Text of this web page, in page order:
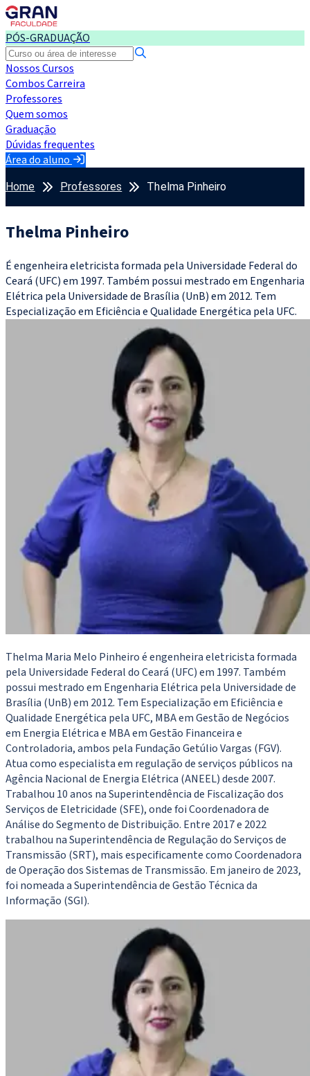
PÓS-GRADUAÇÃO
Nossos Cursos
Combos Carreira
Professores
Quem somos
Graduação
Dúvidas frequentes
Área do aluno
Home Professores Thelma Pinheiro
Thelma Pinheiro
É engenheira eletricista formada pela Universidade Federal do
Ceará (UFC) em 1997. Também possui mestrado em Engenharia
Elétrica pela Universidade de Brasília (UnB) em 2012. Tem
Especialização em Eficiência e Qualidade Energética pela UFC.
Thelma Maria Melo Pinheiro é engenheira eletricista formada
pela Universidade Federal do Ceará (UFC) em 1997. Também
possui mestrado em Engenharia Elétrica pela Universidade de
Brasília (UnB) em 2012. Tem Especialização em Eficiência e
Qualidade Energética pela UFC, MBA em Gestão de Negócios
em Energia Elétrica e MBA em Gestão Financeira e
Controladoria, ambos pela Fundação Getúlio Vargas (FGV).
Atua como especialista em regulação de serviços públicos na
Agência Nacional de Energia Elétrica (ANEEL) desde 2007.
Trabalhou 10 anos na Superintendência de Fiscalização dos
Serviços de Eletricidade (SFE), onde foi Coordenadora de
Análise do Segmento de Distribuição. Entre 2017 e 2022
trabalhou na Superintendência de Regulação do Serviços de
Transmissão (SRT), mais especificamente como Coordenadora
de Operação dos Sistemas de Transmissão. Em janeiro de 2023,
foi nomeada a Superintendência de Gestão Técnica da
Informação (SGI).